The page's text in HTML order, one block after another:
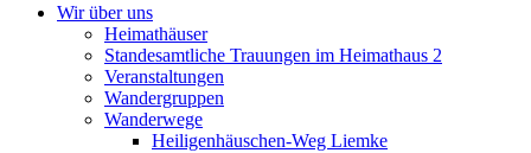
Wir über uns
Heimathäuser
Standesamtliche Trauungen im Heimathaus 2
Veranstaltungen
Wandergruppen
Wanderwege
Heiligenhäuschen-Weg Liemke